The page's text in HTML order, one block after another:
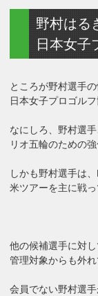
野村はる
日本女子
ところが野村選手
日本女子プロゴル
なにしろ、野村選
リオ五輪のための
しかも野村選手は
米ツアーを主に戦
他の候補選手に対
管理対象からも外れ
会員でない野村選手